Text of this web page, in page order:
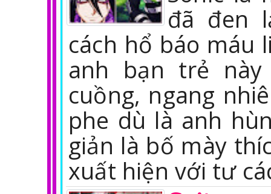
đã đen
cách hổ báo máu
anh bạn trẻ
cuồng, ngang
phe dù là anh
giản là bố mày
xuất hiện với tư